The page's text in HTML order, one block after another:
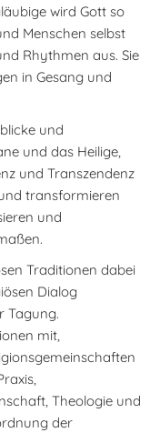
wird Gott so
Menschen selbst
Rhythmen aus. Sie
in Gesang und
und
und das Heilige,
und Transzendenz
transformieren
und
Traditionen dabei
Dialog
Tagung.
mit,
Theologie und
der